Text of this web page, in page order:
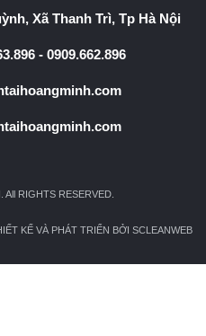
Xã Thanh Trì, Tp Hà Nội
- 0909.662.896
RIGHTS RESERVED.
KẾ VÀ PHÁT TRIỂN BỞI SCLEANWEB